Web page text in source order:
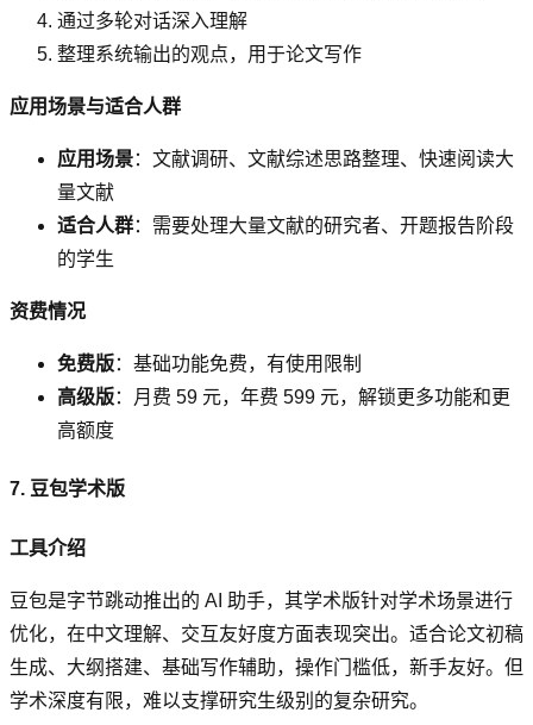
通过多轮对话深入理解
整理系统输出的观点，用于论文写作
应用场景与适合人群
应用场景：文献调研、文献综述思路整理、快速阅读大
量文献
适合人群：需要处理大量文献的研究者、开题报告阶段
的学生
资费情况
免费版：基础功能免费，有使用限制
高级版：月费 59 元，年费 599 元，解锁更多功能和更
高额度
7. 豆包学术版
工具介绍
豆包是字节跳动推出的 AI 助手，其学术版针对学术场景进行
优化，在中文理解、交互友好度方面表现突出。适合论文初稿
生成、大纲搭建、基础写作辅助，操作门槛低，新手友好。但
学术深度有限，难以支撑研究生级别的复杂研究。